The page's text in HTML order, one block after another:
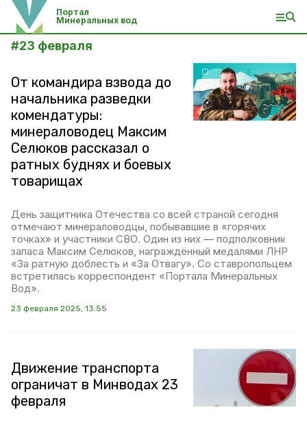
Портал
Минеральных вод
#23 февраля
От командира взвода до
начальника разведки
комендатуры:
минераловодец Максим
Селюков рассказал о
ратных буднях и боевых
товарищах
День защитника Отечества со всей страной сегодня
отмечают минераловодцы, побывавшие в «горячих
точках» и участники СВО. Один из них — подполковник
запаса Максим Селюков, награждённый медалями ЛНР
«За ратную доблесть и «За Отвагу». Со ставропольцем
встретилась корреспондент «Портала Минеральных
Вод».
23 февраля 2025, 13:55
Движение транспорта
ограничат в Минводах 23
февраля